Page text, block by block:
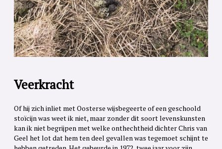
Veerkracht
Of hij zich inliet met Oosterse wijsbegeerte of een geschoold
stoïcijn was weet ik niet, maar zonder dit soort levenskunsten
kan ik niet begrijpen met welke onthechtheid dichter Chris van
Geel het lot dat hem ten deel gevallen was tegemoet schijnt te